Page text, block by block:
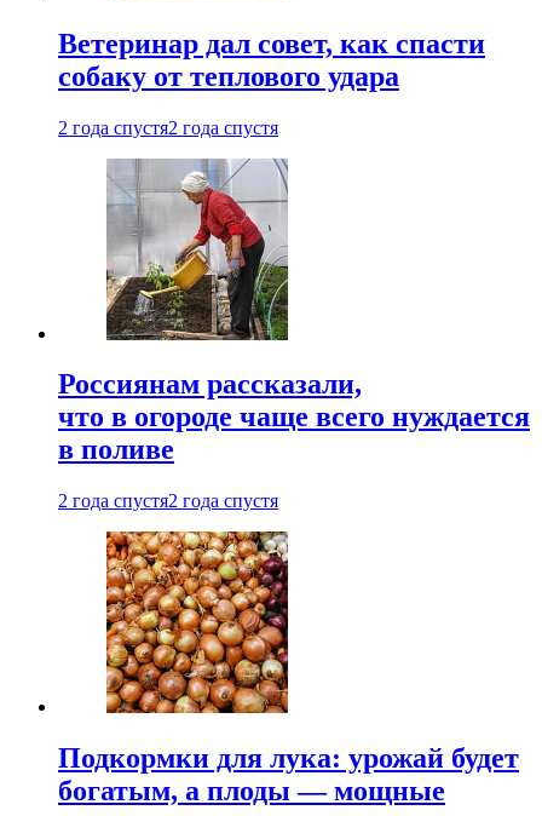
Ветеринар дал совет, как спасти
собаку от теплового удара
2 года спустя2 года спустя
Россиянам рассказали,
что в огороде чаще всего нуждается
в поливе
2 года спустя2 года спустя
Подкормки для лука: урожай будет
богатым, а плоды — мощные